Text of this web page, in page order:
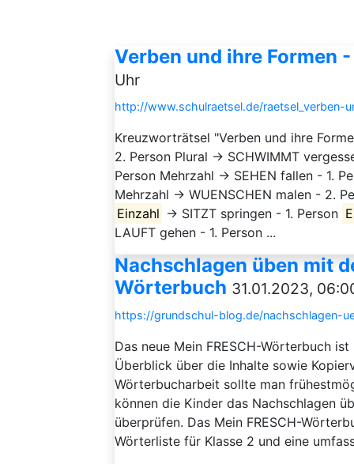
Verben und ihre Formen
Uhr
http://www.schulraetsel.de/raetsel_verben-
Kreuzworträtsel "Verben und ihre
2. Person Plural → SCHWIMMT
Person Mehrzahl → SEHEN fallen - 1.
Mehrzahl → WUENSCHEN malen - 2.
Einzahl → SITZT springen - 1. Person
LAUFT gehen - 1. Person ...
Nachschlagen üben mit
Wörterbuch 31.01.2023,
https://grundschul-blog.de/nachschlagen-
Das neue Mein FRESCH-Wörterbuch
Überblick über die Inhalte sowie
Wörterbucharbeit sollte man
können die Kinder das Nachschlagen
überprüfen. Das Mein FRESCH-
Wörterliste für Klasse 2 und eine